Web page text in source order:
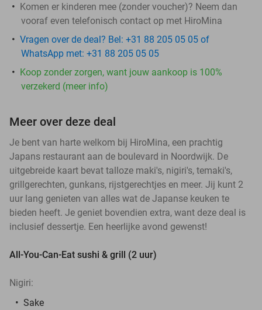
Komen er kinderen mee (zonder voucher)? Neem dan
vooraf even telefonisch contact op met HiroMina
Vragen over de deal? Bel: +31 88 205 05 05 of
WhatsApp met: +31 88 205 05 05
Koop zonder zorgen, want jouw aankoop is 100%
verzekerd (meer info)
Meer over deze deal
Je bent van harte welkom bij HiroMina, een prachtig
Japans restaurant aan de boulevard in Noordwijk. De
uitgebreide kaart bevat talloze maki's, nigiri's, temaki's,
grillgerechten, gunkans, rijstgerechtjes en meer. Jij kunt 2
uur lang genieten van alles wat de Japanse keuken te
bieden heeft. Je geniet bovendien extra, want deze deal is
inclusief dessertje. Een heerlijke avond gewenst!
All-You-Can-Eat sushi & grill (2 uur)
Nigiri:
Sake